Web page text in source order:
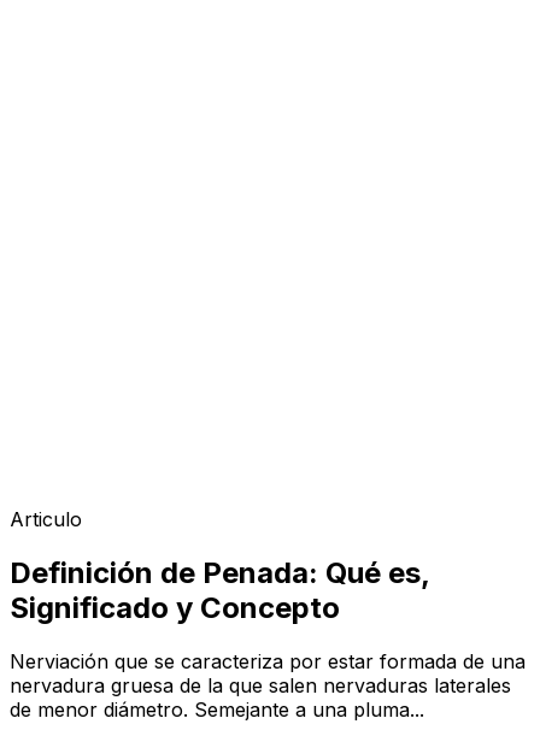
Articulo
Definición de Penada: Qué es,
Significado y Concepto
Nerviación que se caracteriza por estar formada de una
nervadura gruesa de la que salen nervaduras laterales
de menor diámetro. Semejante a una pluma...